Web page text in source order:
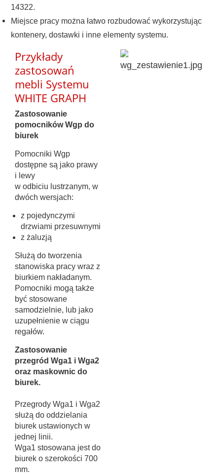
14322.
Miejsce pracy można łatwo rozbudować wykorzystując
kontenery, dostawki i inne elementy systemu.
Przykłady
zastosowań
mebli Systemu
WHITE GRAPH
Zastosowanie
pomocników Wgp do
biurek
Pomocniki Wgp
dostępne są jako prawy
i lewy
w odbiciu lustrzanym, w
dwóch wersjach:
z pojedynczymi
drzwiami przesuwnymi
z żaluzją
Służą do tworzenia
stanowiska pracy wraz z
biurkiem nakładanym.
Pomocniki mogą także
być stosowane
samodzielnie, lub jako
uzupełnienie w ciągu
regałów.
Zastosowanie
przegród Wga1 i Wga2
oraz maskownic do
biurek.
Przegrody Wga1 i Wga2
służą do oddzielania
biurek ustawionych w
jednej linii.
Wga1 stosowana jest do
biurek o szerokości 700
mm.